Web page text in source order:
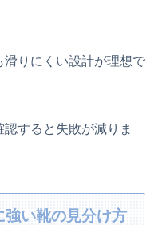
りにくい設計が理想で
すると失敗が減りま
強い靴の見分け方